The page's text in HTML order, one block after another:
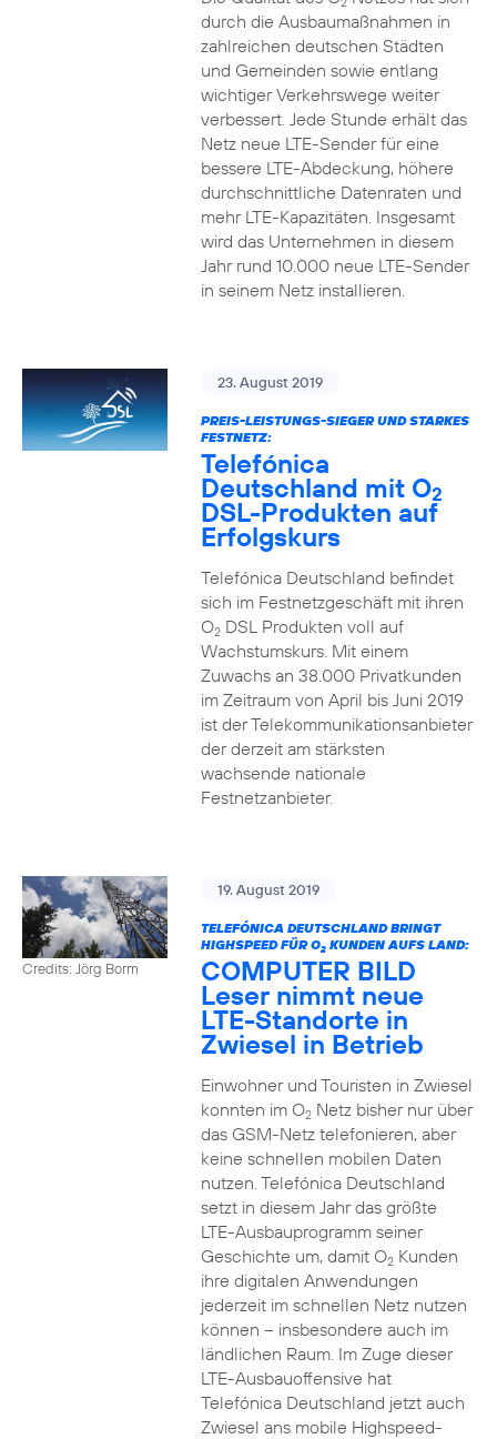
durch die Ausbaumaßnahmen in
zahlreichen deutschen Städten
und Gemeinden sowie entlang
wichtiger Verkehrswege weiter
verbessert. Jede Stunde erhält das
Netz neue LTE-Sender für eine
bessere LTE-Abdeckung, höhere
durchschnittliche Datenraten und
mehr LTE-Kapazitäten. Insgesamt
wird das Unternehmen in diesem
Jahr rund 10.000 neue LTE-Sender
in seinem Netz installieren.
23. August 2019
PREIS-LEISTUNGS-SIEGER UND STARKES
FESTNETZ:
Telefónica
Deutschland mit O2
DSL-Produkten auf
Erfolgskurs
Telefónica Deutschland befindet
sich im Festnetzgeschäft mit ihren
O2DSL Produkten voll auf
Wachstumskurs. Mit einem
Zuwachs an 38.000 Privatkunden
im Zeitraum von April bis Juni 2019
ist der Telekommunikationsanbieter
der derzeit am stärksten
wachsende nationale
Festnetzanbieter.
Credits: Jörg Borm
19. August 2019
TELEFÓNICA DEUTSCHLAND BRINGT
HIGHSPEED FÜR O2KUNDEN AUFS LAND:
COMPUTER BILD
Leser nimmt neue
LTE-Standorte in
Zwiesel in Betrieb
Einwohner und Touristen in Zwiesel
konnten im O2Netz bisher nur über
das GSM-Netz telefonieren, aber
keine schnellen mobilen Daten
nutzen. Telefónica Deutschland
setzt in diesem Jahr das größte
LTE-Ausbauprogramm seiner
Geschichte um, damit O2Kunden
ihre digitalen Anwendungen
jederzeit im schnellen Netz nutzen
können – insbesondere auch im
ländlichen Raum. Im Zuge dieser
LTE-Ausbauoffensive hat
Telefónica Deutschland jetzt auch
Zwiesel ans mobile Highspeed-